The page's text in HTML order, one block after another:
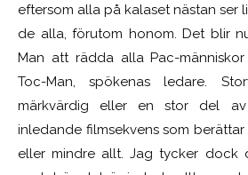
eftersom alla på kalaset nästan ser
de alla, förutom honom. Det blir
Man att rädda alla Pac-
Toc-Man, spökenas ledare.
märkvärdig eller en stor del
inledande filmsekvens som
eller mindre allt. Jag tycker dock